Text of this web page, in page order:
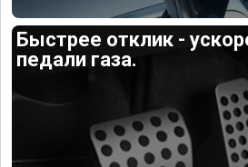
Быстрее отклик -
педали газа.